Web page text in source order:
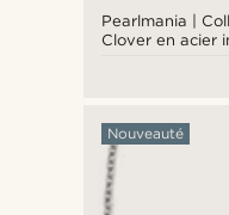
Pearlmania |
Clover en acier
Nouveauté